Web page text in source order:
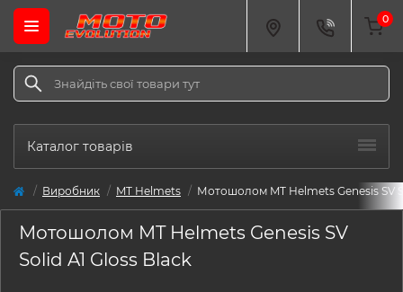
0
Каталог товарів
Виробник MT Helmets Мотошолом MT Helmets Genesis SV
Мотошолом MT Helmets Genesis SV
Solid A1 Gloss Black